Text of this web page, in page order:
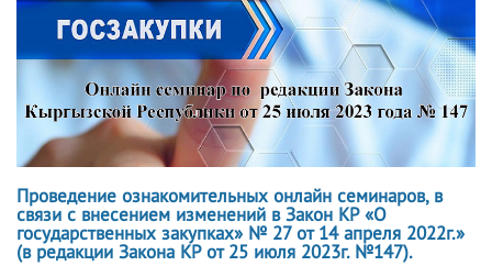
Проведение ознакомительных онлайн семинаров, в
связи с внесением изменений в Закон КР «О
государственных закупках» № 27 от 14 апреля 2022г.»
(в редакции Закона КР от 25 июля 2023г. №147).